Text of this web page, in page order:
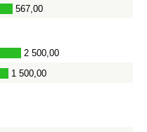
567,00
2 500,00
1 500,00